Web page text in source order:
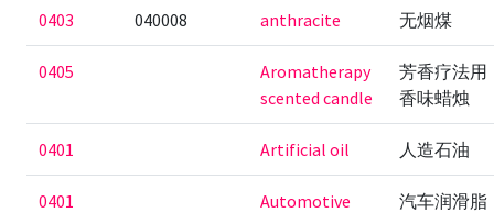
0403 040008 anthracite 无烟煤
0405
Aromatherapy
scented candle
芳香疗法用
香味蜡烛
0401 Artificial oil 人造石油
0401
Automotive
汽车润滑脂